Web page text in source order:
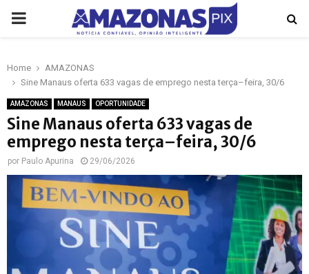
PRIMARY
Home
AMAZONAS
Sine Manaus oferta 633 vagas de emprego nesta terça–feira, 30/6
AMAZONAS MANAUS OPORTUNIDADE
Sine Manaus oferta 633 vagas de
emprego nesta terça–feira, 30/6
por Paulo Apurina 29/06/2026